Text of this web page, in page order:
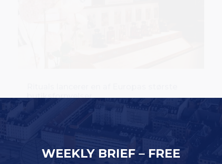
WEEKLY BRIEF – FREE